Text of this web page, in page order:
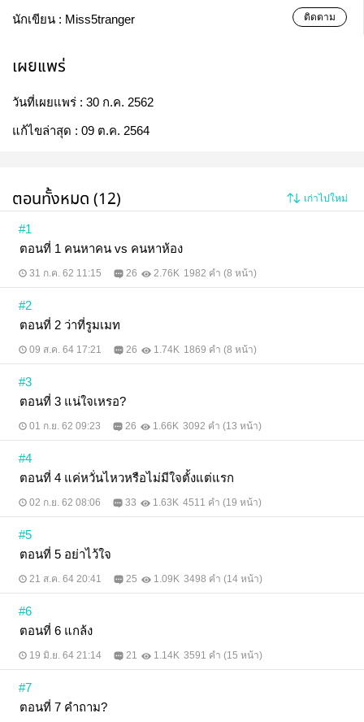
นักเขียน : Miss5tranger ติดตาม
เผยแพร่
วันที่เผยแพร่ : 30 ก.ค. 2562
แก้ไขล่าสุด : 09 ต.ค. 2564
ตอนทั้งหมด (12) เก่าไปใหม่
#1
ตอนที่ 1 คนหาคน vs คนหาห้อง
31 ก.ค. 62 11:15 26 2.76K 1982 คำ (8 หน้า)
#2
ตอนที่ 2 ว่าที่รูมเมท
09 ส.ค. 64 17:21 26 1.74K 1869 คำ (8 หน้า)
#3
ตอนที่ 3 แน่ใจเหรอ?
01 ก.ย. 62 09:23 26 1.66K 3092 คำ (13 หน้า)
#4
ตอนที่ 4 แค่หวั่นไหวหรือไม่มีใจตั้งแต่แรก
02 ก.ย. 62 08:06 33 1.63K 4511 คำ (19 หน้า)
#5
ตอนที่ 5 อย่าไว้ใจ
21 ส.ค. 64 20:41 25 1.09K 3498 คำ (14 หน้า)
#6
ตอนที่ 6 แกล้ง
19 มิ.ย. 64 21:14 21 1.14K 3591 คำ (15 หน้า)
#7
ตอนที่ 7 คำถาม?